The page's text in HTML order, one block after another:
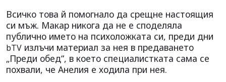
Всичко това й помогнало да срещне настоящия
си мъж. Макар никога да не е споделяла
публично името на психоложката си, преди дни
bTV излъчи материал за нея в предаването
„Преди обед“, в което специалистката сама се
похвали, че Анелия е ходила при нея.